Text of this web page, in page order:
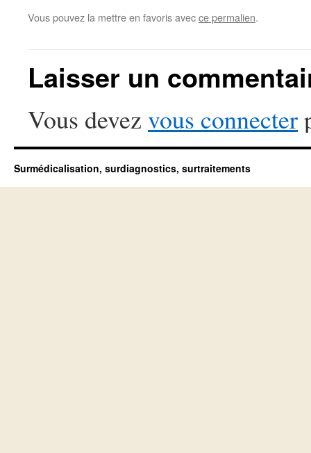
Vous pouvez la mettre en favoris avecce permalien.
Laisser un
Vous devez vous connecter
Surmédicalisation, surdiagnostics, surtraitements